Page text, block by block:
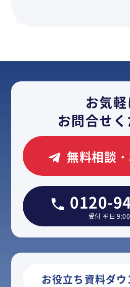
お気軽
お問合せ
無料相談
0120-
受付 平日
お役立ち資料ダウ